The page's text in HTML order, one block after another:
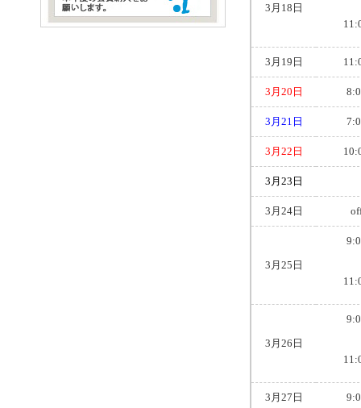
3月18日
3月19日
3月20日
3月21日
3月22日
3月23日
3月24日
3月25日
3月26日
3月27日